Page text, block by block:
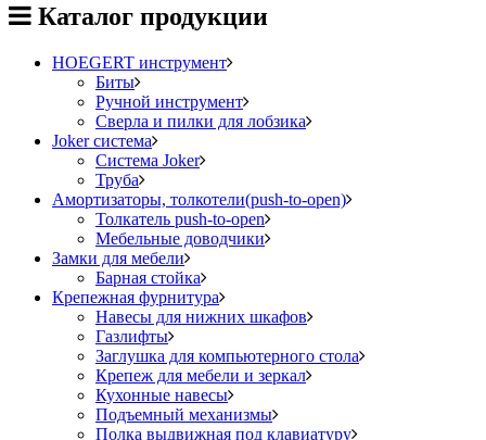
Каталог продукции
HOEGERT инструмент
Биты
Ручной инструмент
Сверла и пилки для лобзика
Joker система
Система Joker
Труба
Амортизаторы, толкотели(push-to-open)
Толкатель push-to-open
Мебельные доводчики
Замки для мебели
Барная стойка
Крепежная фурнитура
Навесы для нижних шкафов
Газлифты
Заглушка для компьютерного стола
Крепеж для мебели и зеркал
Кухонные навесы
Подъемный механизмы
Полка выдвижная под клавиатуру